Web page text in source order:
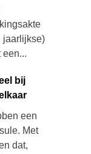
jaarlijkse)
een...
bij
een
Met
dat,